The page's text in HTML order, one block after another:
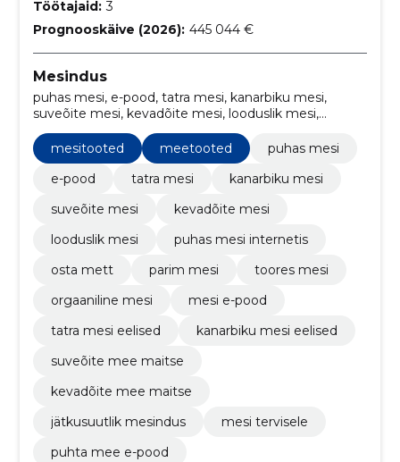
Töötajaid: 3
Prognooskäive (2026): 445 044 €
Mesindus
puhas mesi, e-pood, tatra mesi, kanarbiku mesi,
suveõite mesi, kevadõite mesi, looduslik mesi,
mesitooted, puhas mesi internetis, osta mett
mesitooted
meetooted
puhas mesi
e-pood
tatra mesi
kanarbiku mesi
suveõite mesi
kevadõite mesi
looduslik mesi
puhas mesi internetis
osta mett
parim mesi
toores mesi
orgaaniline mesi
mesi e-pood
tatra mesi eelised
kanarbiku mesi eelised
suveõite mee maitse
kevadõite mee maitse
jätkusuutlik mesindus
mesi tervisele
puhta mee e-pood